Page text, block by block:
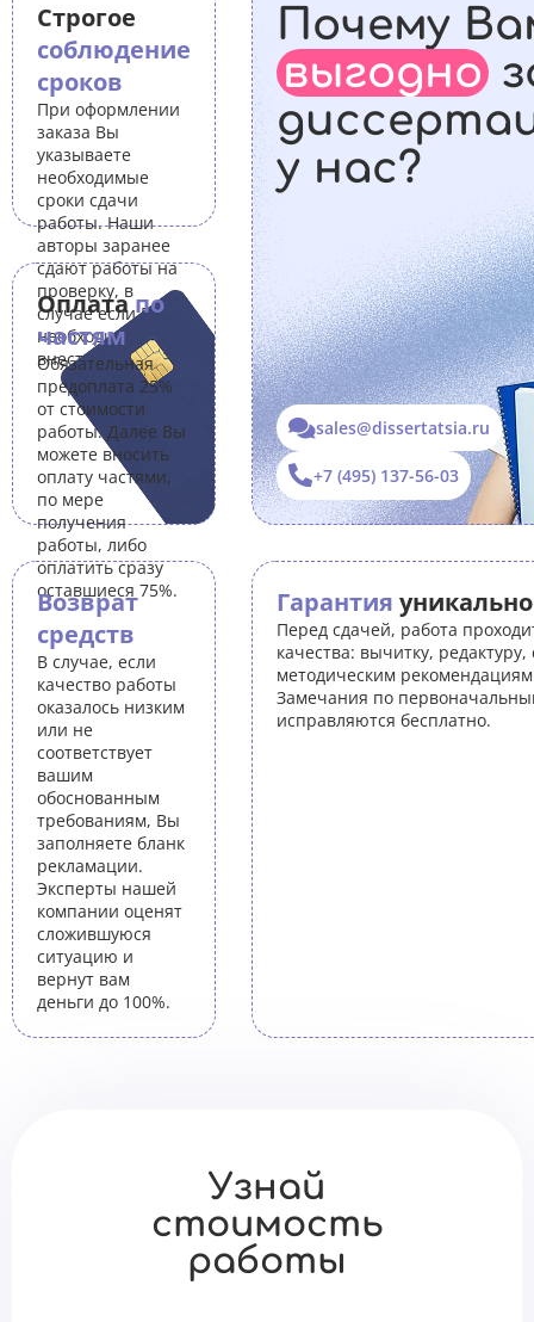
Строгое
соблюдение
сроков
При оформлении
заказа Вы
указываете
необходимые
сроки сдачи
работы. Наши
авторы заранее
сдают работы на
проверку, в
случае если Вам
необходимо
внести правки.
Оплатапо
частям
Обязательная
предоплата 25%
от стоимости
работы. Далее Вы
можете вносить
оплату частями,
по мере
получения
работы, либо
оплатить сразу
оставшиеся 75%.
Возврат
средств
В случае, если
качество работы
оказалось низким
или не
соответствует
вашим
обоснованным
требованиям, Вы
заполняете бланк
рекламации.
Эксперты нашей
компании оценят
сложившуюся
ситуацию и
вернут вам
деньги до 100%.
Почему
выгодно
у нас?
sales@dissertatsia.ru
+7 (495) 137-56-03
Гарантия
Перед сдачей, работа
качества: вычитку, редактуру,
методическим
Замечания по
исправляются бесплатно.
Узнай
стоимость
работы